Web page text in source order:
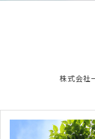
株式会社